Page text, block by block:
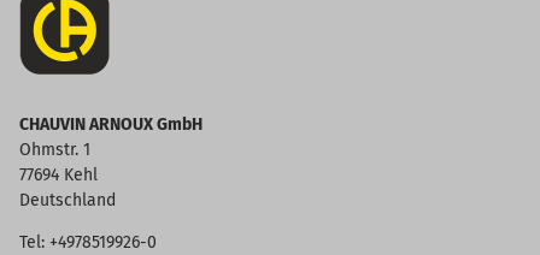
CHAUVIN ARNOUX GmbH
Ohmstr. 1
77694 Kehl
Deutschland
Tel: +4978519926-0